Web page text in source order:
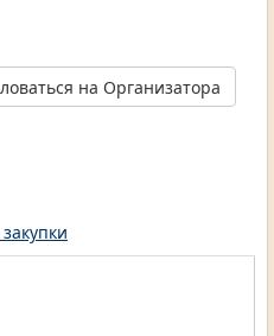
на Организатора